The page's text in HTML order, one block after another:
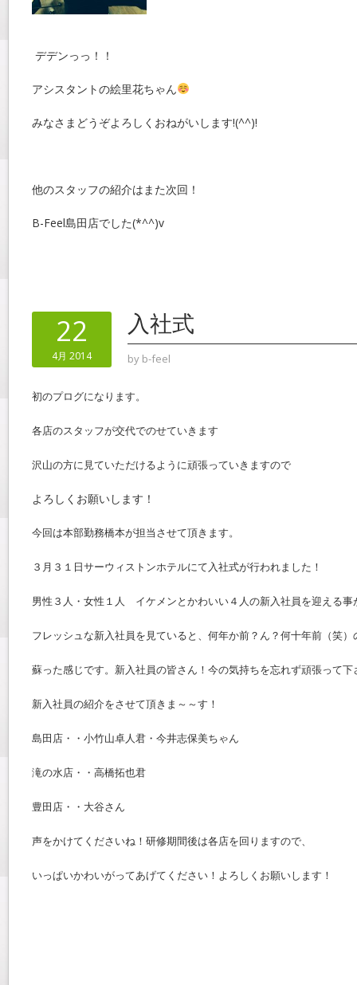
デデンっっ！！
アシスタントの絵里花ちゃん
みなさまどうぞよろしくおねがいします!(^^)!
他のスタッフの紹介はまた次回！
B-Feel島田店でした(*^^)v
22
4月 2014
入社式
by b-feel
初のプログになります。
各店のスタッフが交代でのせていきます
沢山の方に見ていただけるように頑張っていきますので
よろしくお願いします！
今回は本部勤務橋本が担当させて頂きます。
３月３１日サーウィストンホテルにて入社式が行われました！
男性３人・女性１人 イケメンとかわいい４人の新入社員を迎える
フレッシュな新入社員を見ていると、何年か前？ん？何十年前（笑）
蘇った感じです。新入社員の皆さん！今の気持ちを忘れず頑張って下
新入社員の紹介をさせて頂きま～～す！
島田店・・小竹山卓人君・今井志保美ちゃん
滝の水店・・高橋拓也君
豊田店・・大谷さん
声をかけてくださいね！研修期間後は各店を回りますので、
いっぱいかわいがってあげてください！よろしくお願いします！